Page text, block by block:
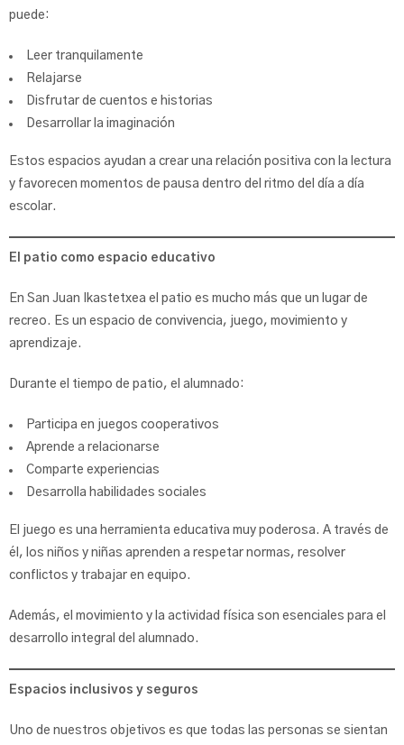
puede:
Leer tranquilamente
Relajarse
Disfrutar de cuentos e historias
Desarrollar la imaginación
Estos espacios ayudan a crear una relación positiva con la lectura
y favorecen momentos de pausa dentro del ritmo del día a día
escolar.
El patio como espacio educativo
En San Juan Ikastetxea el patio es mucho más que un lugar de
recreo. Es un espacio de convivencia, juego, movimiento y
aprendizaje.
Durante el tiempo de patio, el alumnado:
Participa en juegos cooperativos
Aprende a relacionarse
Comparte experiencias
Desarrolla habilidades sociales
El juego es una herramienta educativa muy poderosa. A través de
él, los niños y niñas aprenden a respetar normas, resolver
conflictos y trabajar en equipo.
Además, el movimiento y la actividad física son esenciales para el
desarrollo integral del alumnado.
Espacios inclusivos y seguros
Uno de nuestros objetivos es que todas las personas se sientan